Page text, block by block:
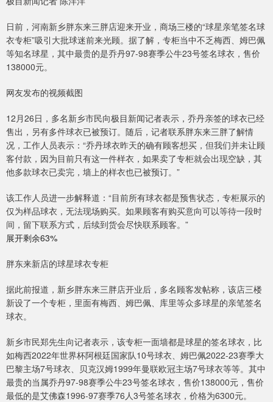
日前，河南新乡胖东来三胖店迎来开业，商场三楼的“球星亲笔签名球
衣专柜”吸引大批球迷前来光顾。据了解，专柜当中不乏梅西、姆巴佩
等知名球星，其中最贵的是乔丹97-98赛季公牛23号签名球衣，售价
138000元。
网友发布的视频截图
12月26日，多名新乡市民向极目新闻记者表示，乔丹亲签的球衣已经
售出，另有多件球衣已被预订。随后，记者联系胖东来三胖了解情
况，工作人员表示：“乔丹球衣昨天的确有顾客想买，但我们并未让顾
客付款，因为目前只有这一件样衣，如果卖了专柜就会出现空缺，其
他多款球衣已卖完，墙上的样衣也已被预订。”
该工作人员进一步解释道：“目前所有球衣都是预售状态，专柜展示的
仅为样品球衣，无法现场购买。如果顾客有购买意向可以等待一段时
间，留下联系方式，后续到货会尽快联系顾客。”
展开剩余63%
胖东来新店的球星球衣专柜
据此前报道，新乡胖东来三胖店开业后，多名顾客发帖称，该店三楼
新设了一个专柜，里面有梅西、姆巴佩、库里等众多球星的亲笔签名
球衣。
新乡市民郑先生向记者表示，该专柜一面墙都是球星的签名球衣，比
如梅西2022年世界杯阿根廷国家队10号球衣、姆巴佩2022-23赛季大
巴黎主场7号球衣、贝克汉姆1999年曼联欧冠主场7号球衣等等。其中
最贵的当属乔丹97-98赛季公牛23号签名球衣，售价138000元，售价
最低的是艾佛森1996-97赛季76人3号签名球衣，价格为6300元。